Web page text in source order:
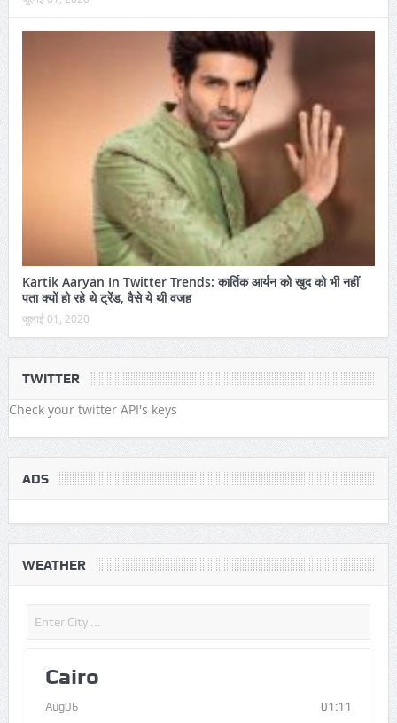
Kartik Aaryan In Twitter Trends: कार्तिक आर्यन को खुद को भी नहीं
पता क्यों हो रहे थे ट्रेंड, वैसे ये थी वजह
जुलाई 01, 2020
TWITTER
Check your twitter API's keys
ADS
WEATHER
Cairo
Aug06 01:11